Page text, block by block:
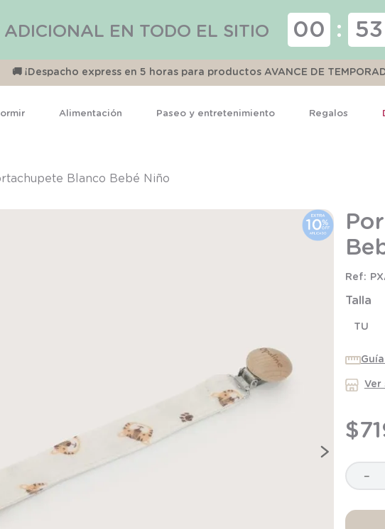
ADICIONAL EN TODO EL SITIO 00 : 53
🚚 ¡Despacho express en 5 horas para productos AVANCE DE
Alimentación Paseo y entretenimiento Regalos
Blanco Bebé Niño
Talla
TU
Ver
$
－
zapatillas niño